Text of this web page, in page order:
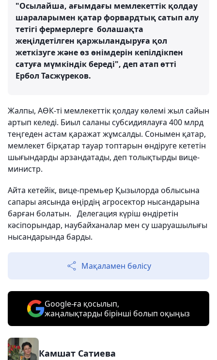
"Осылайша, ағымдағы мемлекеттік қолдау
шараларымен қатар форвардтық сатып алу
тетігі фермерлерге болашақта
жеңілдетілген қаржыландыруға қол
жеткізуге және өз өнімдерін кепілдікпен
сатуға мүмкіндік береді", деп атап өтті
Ербол Тасжүреков.
Жалпы, АӨК-ті мемлекеттік қолдау көлемі жыл сайын
артып келеді. Биыл саланы субсидиялауға 400 млрд
теңгеден астам қаражат жұмсалды. Сонымен қатар,
мемлекет бірқатар тауар топтарын өндіруге кететін
шығындарды арзандатады, деп толықтырды вице-
министр.
Айта кетейік, вице-премьер Қызылорда облысына
сапары аясында өңірдің агросектор нысандарына
барған болатын. Делегация күріш өндіретін
кәсіпорындар, наубайханалар мен су шаруашылығы
нысандарында барды.
Мақаламен бөлісу
Google-ға қосылып,
жаңалықтарды бірінші болып оқыңыз
Камшат Сатиева